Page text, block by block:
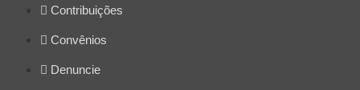
Contribuições
Convênios
Denuncie